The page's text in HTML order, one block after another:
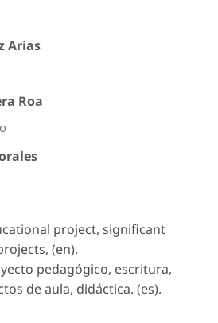
Arias
Roa
project, significant
(en).
pedagógico, escritura,
de aula, didáctica. (es).